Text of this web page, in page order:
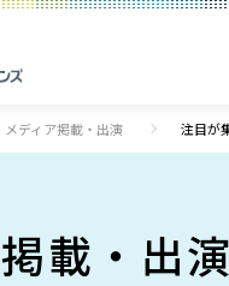
メディア掲載・出演 注目が
載・出演